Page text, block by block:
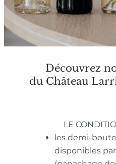
Découvrez
du Château
LE
les demi-
disponibles